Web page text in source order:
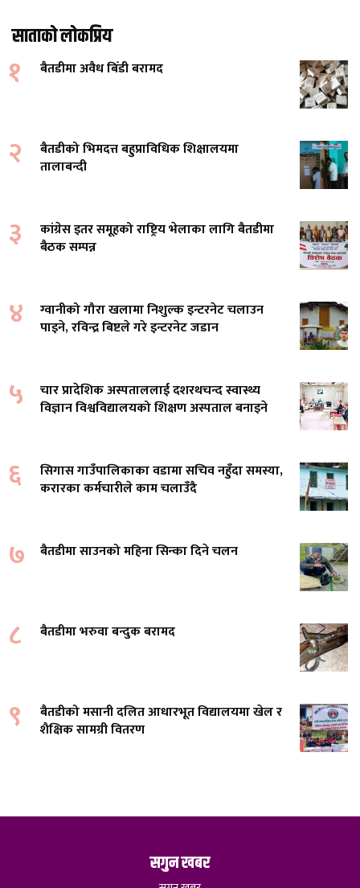
साताको लोकप्रिय
१ बैतडीमा अवैध बिँडी बरामद
२
बैतडीको भिमदत्त बहुप्राविधिक शिक्षालयमा
तालाबन्दी
३
कांग्रेस इतर समूहको राष्ट्रिय भेलाका लागि बैतडीमा
बैठक सम्पन्न
४
ग्वानीको गौरा खलामा निशुल्क इन्टरनेट चलाउन
पाइने, रविन्द्र बिष्टले गरे इन्टरनेट जडान
५
चार प्रादेशिक अस्पताललाई दशरथचन्द स्वास्थ्य
विज्ञान विश्वविद्यालयको शिक्षण अस्पताल बनाइने
६
सिगास गाउँपालिकाका वडामा सचिव नहुँदा समस्या,
करारका कर्मचारीले काम चलाउँदै
७ बैतडीमा साउनको महिना सिन्का दिने चलन
८ बैतडीमा भरुवा बन्दुक बरामद
९
बैतडीको मसानी दलित आधारभूत विद्यालयमा खेल र
शैक्षिक सामग्री वितरण
सगुन खबर